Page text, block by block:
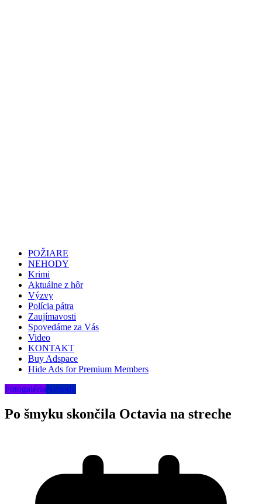
POŽIARE
NEHODY
Krimi
Aktuálne z hôr
Výzvy
Polícia pátra
Zaujímavosti
Spovedáme za Vás
Video
KONTAKT
Buy Adspace
Hide Ads for Premium Members
FotogalériaNehody
Po šmyku skončila Octavia na streche